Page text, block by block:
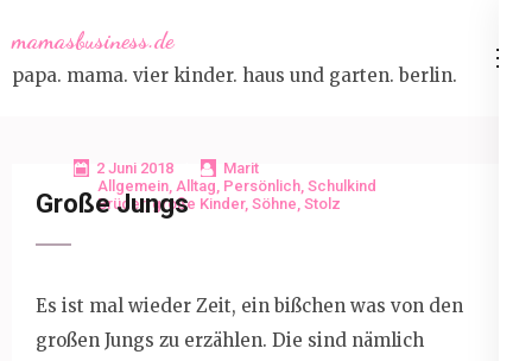
to
content
mamasbusiness.de
papa. mama. vier kinder. haus und garten. berlin.
2 Juni 2018
Marit
Allgemein, Alltag, Persönlich, Schulkind
Brüder,große Kinder, Söhne, Stolz
Große Jungs
Es ist mal wieder Zeit, ein bißchen was von den
großen Jungs zu erzählen. Die sind nämlich